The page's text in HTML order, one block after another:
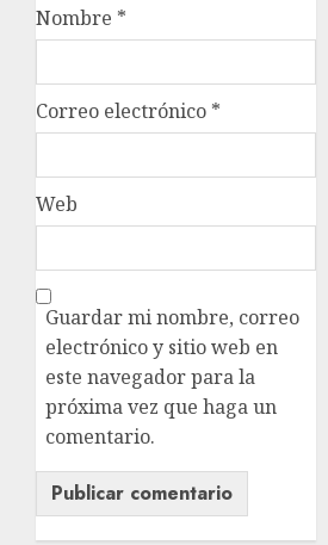
Nombre *
Correo electrónico *
Web
Guardar mi nombre, correo
electrónico y sitio web en
este navegador para la
próxima vez que haga un
comentario.